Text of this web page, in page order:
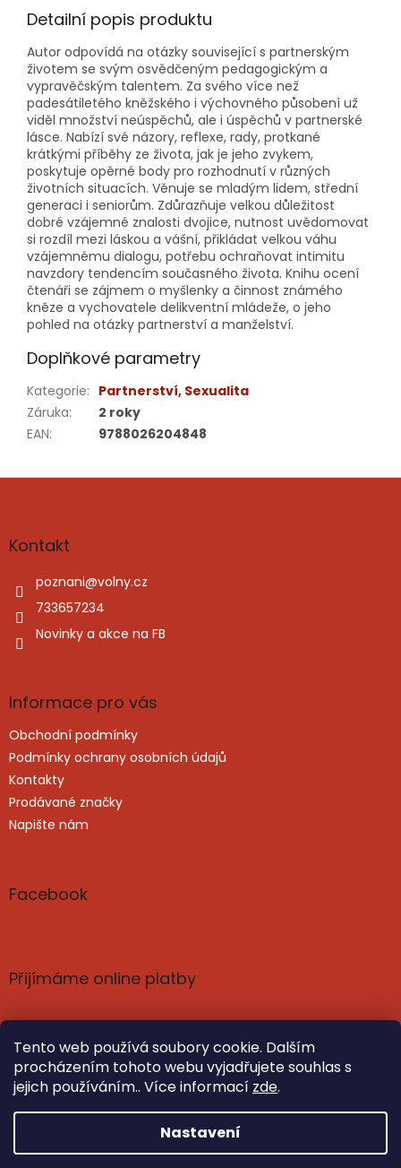
Tento web používá soubory cookie. Dalším
procházením tohoto webu vyjadřujete souhlas s
jejich používáním.. Více informací zde.
Nastavení
Detailní popis produktu
Autor odpovídá na otázky související s partnerským
životem se svým osvědčeným pedagogickým a
vypravěčským talentem. Za svého více než
padesátiletého kněžského i výchovného působení už
viděl množství neúspěchů, ale i úspěchů v partnerské
lásce. Nabízí své názory, reflexe, rady, protkané
krátkými příběhy ze života, jak je jeho zvykem,
poskytuje opěrné body pro rozhodnutí v různých
životních situacích. Věnuje se mladým lidem, střední
generaci i seniorům. Zdůrazňuje velkou důležitost
dobré vzájemné znalosti dvojice, nutnost uvědomovat
si rozdíl mezi láskou a vášní, přikládat velkou váhu
vzájemnému dialogu, potřebu ochraňovat intimitu
navzdory tendencím současného života. Knihu ocení
čtenáři se zájmem o myšlenky a činnost známého
kněze a vychovatele delikventní mládeže, o jeho
pohled na otázky partnerství a manželství.
Doplňkové parametry
Kategorie: Partnerství, Sexualita
Záruka:
2 roky
EAN: 9788026204848
Z
aKontakt
poznani@volny.cz
733657234
Novinky a akce na FB
Informace pro vás
Obchodní podmínky
Podmínky ochrany osobních údajů
Kontakty
Prodávané značky
Napište nám
Facebook
Přijímáme online platby
Nastavil tým EshopyUmíme.cz